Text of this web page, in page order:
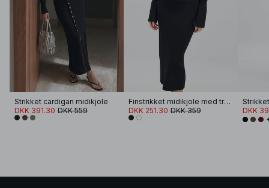
Strikket cardigan midikjole
DKK 391.30 DKK 559
Finstrikket midikjole med trompetærmer
DKK 251.30 DKK 359
DKK